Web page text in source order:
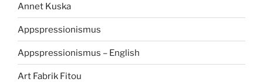
Annet Kuska
Appspressionismus
Appspressionismus – English
Art Fabrik Fitou